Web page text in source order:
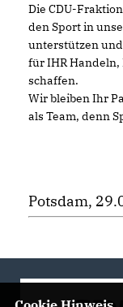
Die CDU-
den Sport in
unterstützen
für IHR Handeln,
schaffen.
Wir bleiben Ihr
als Team, denn
Potsdam,